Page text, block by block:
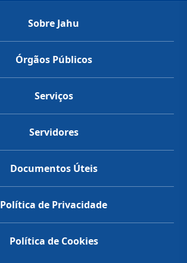
Sobre Jahu
Órgãos Públicos
Serviços
Servidores
Documentos Úteis
Política de Privacidade
Política de Cookies